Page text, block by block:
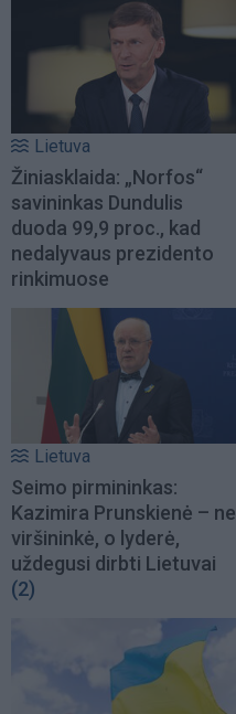
Lietuva
Žiniasklaida: „Norfos“
savininkas Dundulis
duoda 99,9 proc., kad
nedalyvaus prezidento
rinkimuose
Lietuva
Seimo pirmininkas:
Kazimira Prunskienė – ne
viršininkė, o lyderė,
uždegusi dirbti Lietuvai
(2)